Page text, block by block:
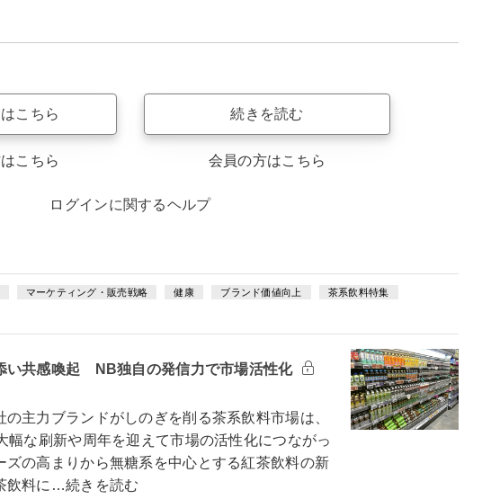
こちら
こちら
続きを読む
会員の方はこちら
ログインに関するヘルプ
マーケティング・販売戦略 健康 ブランド価値向上 茶系飲料特集
い共感喚起 NB独自の発信力で市場活性化
主力ブランドがしのぎを削る茶系飲料市場は、
幅な刷新や周年を迎えて市場の活性化につながっ
ズの高まりから無糖系を中心とする紅茶飲料の新
飲料に…続きを読む